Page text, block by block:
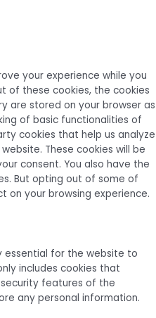
your experience while you
of these cookies, the cookies
are stored on your browser as
of basic functionalities of
cookies that help us analyze
These cookies will be
consent. You also have the
But opting out of some of
on your browsing experience.
essential for the website to
includes cookies that
features of the
any personal information.